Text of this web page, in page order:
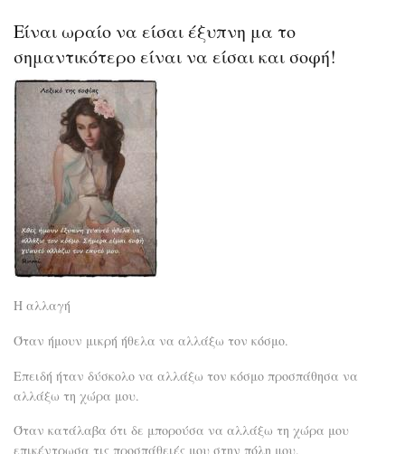
Είναι ωραίο να είσαι έξυπνη μα το
σημαντικότερο είναι να είσαι και σοφή!
Η αλλαγή
Όταν ήμουν μικρή ήθελα να αλλάξω τον κόσμο.
Επειδή ήταν δύσκολο να αλλάξω τον κόσμο προσπάθησα να
αλλάξω τη χώρα μου.
Όταν κατάλαβα ότι δε μπορούσα να αλλάξω τη χώρα μου
επικέντρωσα τις προσπάθειές μου στην πόλη μου.